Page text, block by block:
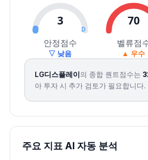
3
D
안정점수
▽ 낮음
70
벨류점
▲ 우수
LG디스플레이의 종합 퀀트점수는
아 투자 시 추가 검토가 필요합니다.
주요 지표 AI 자동 분석